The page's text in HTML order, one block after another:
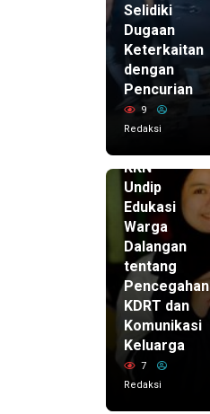
Selidiki
Dugaan
Keterkaitan
dengan
Pencurian
9
Redaksi
KKN
Undip
Edukasi
Warga
Dalangan
tentang
Pencegahan
KDRT dan
Komunikasi
Keluarga
7
Redaksi